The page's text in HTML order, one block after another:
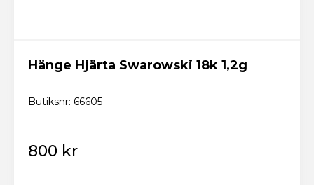
Hänge Hjärta Swarowski 18k 1,2g
Butiksnr: 66605
800 kr